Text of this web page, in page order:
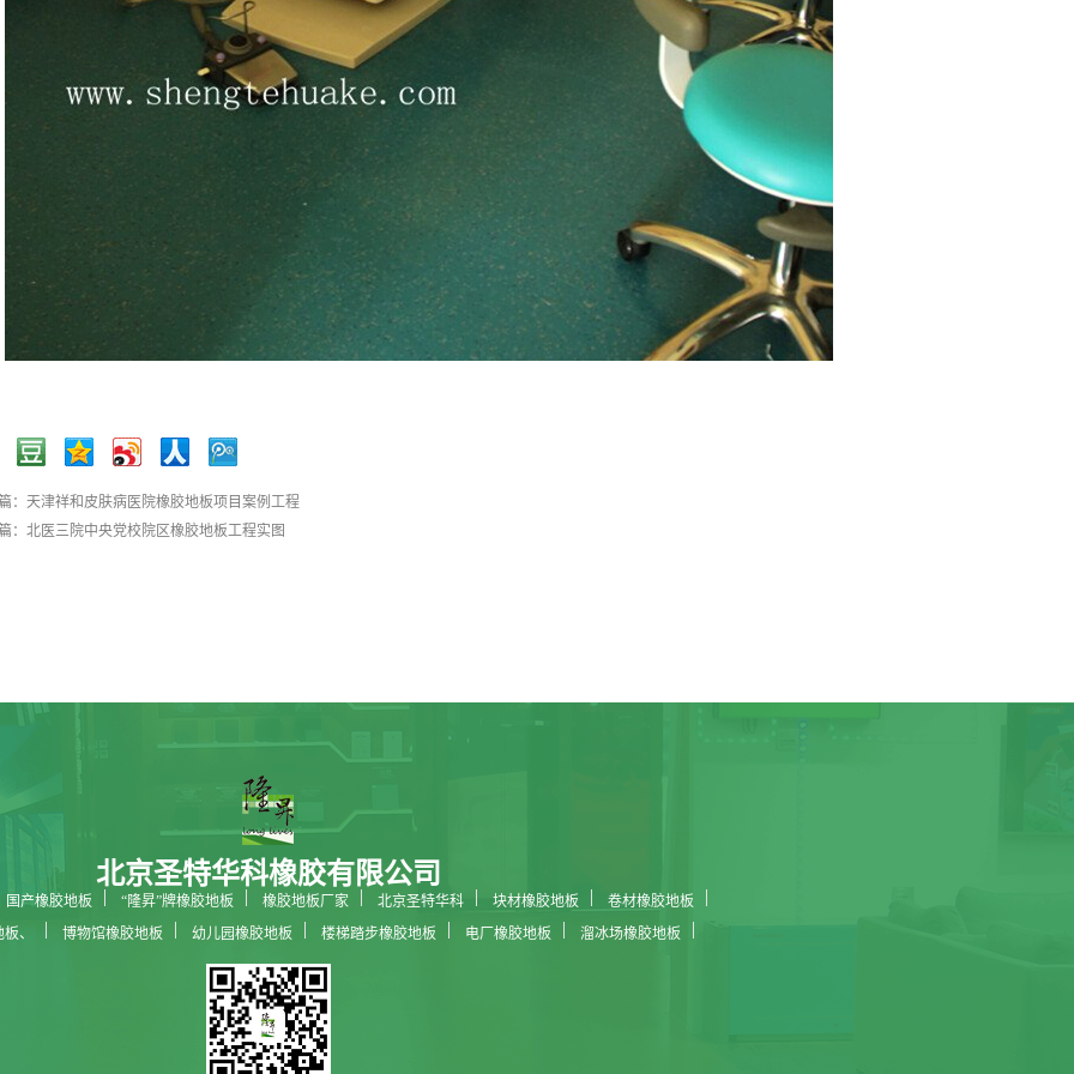
： 天津祥和皮肤病医院橡胶地板项目案例工程
： 北医三院中央党校院区橡胶地板工程实图
北京圣特华科橡胶有限公司
国产橡胶地板 “隆昇”牌橡胶地板 橡胶地板厂家 北京圣特华科 块材橡胶地板
卷材橡胶地板
、
博物馆橡胶地板 幼儿园橡胶地板 楼梯踏步橡胶地板 电厂橡胶地板
溜冰场橡胶地板
科技馆橡胶地板